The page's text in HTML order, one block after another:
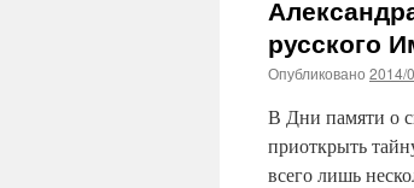
русского
Опубликовано 2014/
В Дни памяти о
приоткрыть
всего лишь